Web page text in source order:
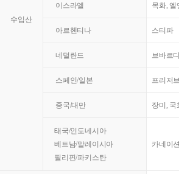
수입산
이스라엘 목화, 엘
아르헨티나 스티파
네덜란드 브바르
스페인/일본 프리저
중국/대만 장미, 국
태국/인도네시아
베트남/말레이시아
필리핀/파키스탄
카네이